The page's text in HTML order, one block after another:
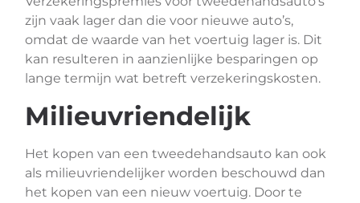
zijn vaak lager dan die voor nieuwe auto’s,
omdat de waarde van het voertuig lager is. Dit
kan resulteren in aanzienlijke besparingen op
lange termijn wat betreft verzekeringskosten.
Milieuvriendelijk
Het kopen van een tweedehandsauto kan ook
als milieuvriendelijker worden beschouwd dan
het kopen van een nieuw voertuig. Door te